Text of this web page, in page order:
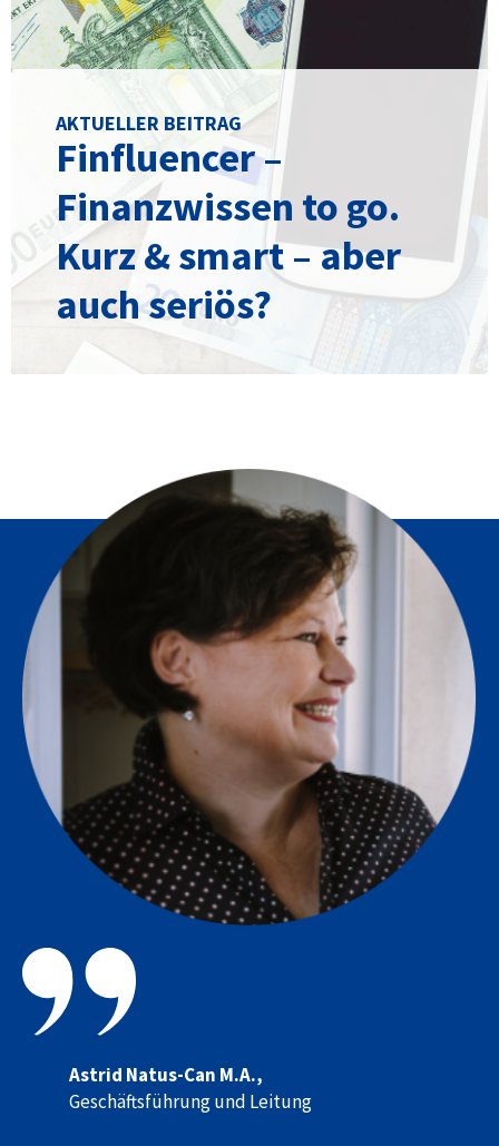
AKTUELLER BEITRAG
Finfluencer –
Finanzwissen to go.
Kurz & smart – aber
auch seriös?
Astrid Natus-Can M.A.,
Geschäftsführung und Leitung